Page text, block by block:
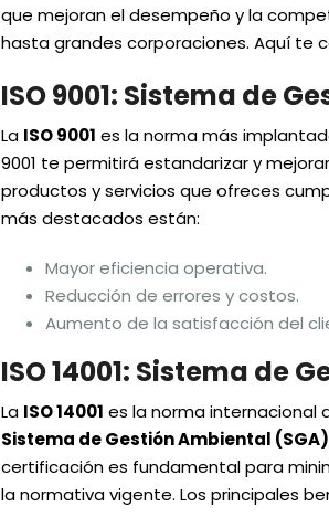
que mejoran el desempeño y la
hasta grandes corporaciones. Aquí te
ISO 9001: Sistema de
La ISO 9001 es la norma más
9001 te permitirá estandarizar y
productos y servicios que ofreces
más destacados están:
Mayor eficiencia operativa.
Reducción de errores y costos.
Aumento de la satisfacción del
ISO 14001: Sistema de
La ISO 14001 es la norma internacional
Sistema de Gestión Ambiental (SGA)
certificación es fundamental para
la normativa vigente. Los principales